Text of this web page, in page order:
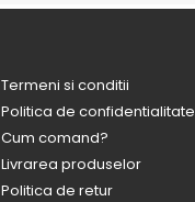
Termeni si conditii
Politica de confidentialitate
Cum comand?
Livrarea produselor
Politica de retur